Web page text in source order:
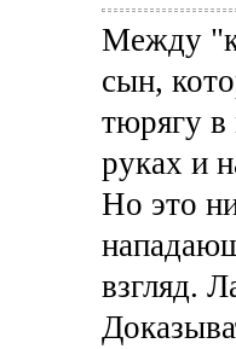
Между
сын,
тюрягу в
руках и
Но это
взгляд.